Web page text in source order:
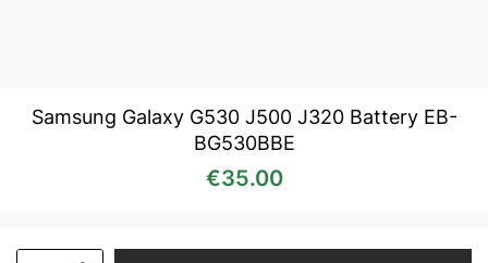
Samsung Galaxy G530 J500 J320 Battery EB-
BG530BBE
€35.00